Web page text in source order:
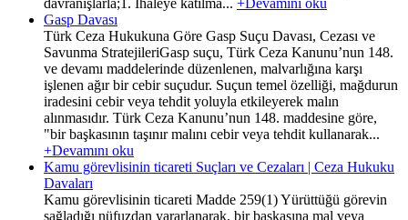
Gasp Davası
Türk Ceza Hukukuna Göre Gasp Suçu Davası, Cezası ve
Savunma StratejileriGasp suçu, Türk Ceza Kanunu’nun 148.
ve devamı maddelerinde düzenlenen, malvarlığına karşı
işlenen ağır bir cebir suçudur. Suçun temel özelliği, mağdurun
iradesini cebir veya tehdit yoluyla etkileyerek malın
alınmasıdır. Türk Ceza Kanunu’nun 148. maddesine göre,
"bir başkasının taşınır malını cebir veya tehdit kullanarak...
+Devamını oku
Kamu görevlisinin ticareti Suçları ve Cezaları | Ceza Hukuku
Davaları
Kamu görevlisinin ticareti Madde 259(1) Yürüttüğü görevin
sağladığı nüfuzdan yararlanarak, bir başkasına mal veya